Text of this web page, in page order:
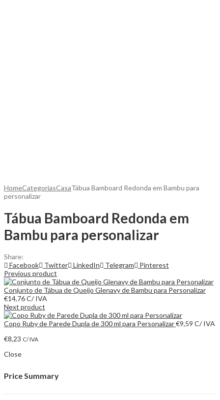
HomeCategoriasCasaTábua Bamboard Redonda em Bambu para
personalizar
Tábua Bamboard Redonda em
Bambu para personalizar
Share:
Facebook
Twitter LinkedIn Telegram
Pinterest
Previous product
Conjunto de Tábua de Queijo Glenavy de Bambu para Personalizar
€14,76C/ IVA
Next product
Copo Ruby de Parede Dupla de 300 ml para Personalizar€9,59 C/ IVA
€8,23 C/ IVA
Close
Price Summary